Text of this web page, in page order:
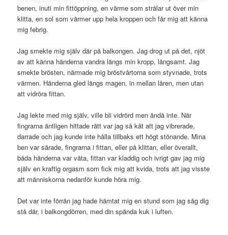
benen, inuti min fittöppning, en värme som strålar ut över min
klitta, en sol som värmer upp hela kroppen och får mig att känna
mig febrig.
Jag smekte mig själv där på balkongen. Jag drog ut på det, njöt
av att känna händerna vandra längs min kropp, långsamt. Jag
smekte brösten, närmade mig bröstvårtorna som styvnade, trots
värmen. Händerna gled längs magen, in mellan låren, men utan
att vidröra fittan.
Jag lekte med mig själv, ville bli vidrörd men ändå inte. När
fingrarna äntligen hittade rätt var jag så kåt att jag vibrerade,
darrade och jag kunde inte hålla tillbaks ett högt stönande. Mina
ben var särade, fingrarna i fittan, eller på klittan, eller överallt,
båda händerna var våta, fittan var kladdig och ivrigt gav jag mig
själv en kraftig orgasm som fick mig att kvida, trots att jag visste
att människorna nedanför kunde höra mig.
Det var inte förrän jag hade hämtat mig en stund som jag såg dig
stå där, i balkongdörren, med din spända kuk i luften.